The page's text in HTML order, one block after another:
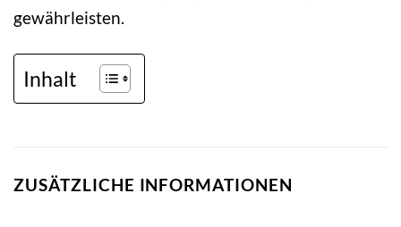
gewährleisten.
Inhalt
ZUSÄTZLICHE INFORMATIONEN